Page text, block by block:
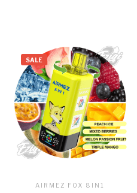
SALE
AIRMEZ FOX 8IN1